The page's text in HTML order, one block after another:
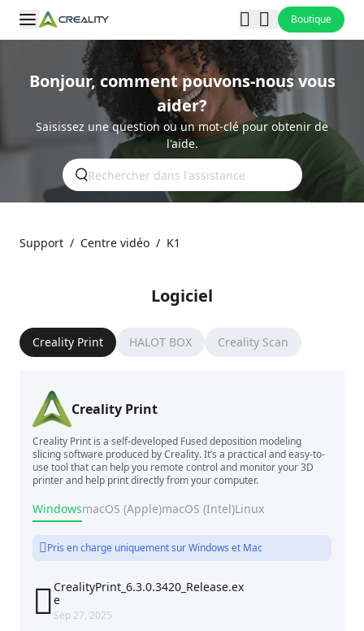
Boutique
Bonjour, comment pouvons-nous vous
aider?
Saisissez une question ou un mot-clé pour obtenir de
l'aide.
Support / Centre vidéo / K1
Logiciel
Creality Print HALOT BOX Creality Scan
Creality Print
Creality Print is a self-developed Fused deposition modeling
slicing software produced by Creality. It’s a practical and easy-to-
use tool that can help you remote control and monitor your 3D
printer and help print directly from your computer.
WindowsmacOS (Apple)macOS (Intel)Linux
Pris en charge uniquement sur Windows et Mac
 CrealityPrint_6.3.0.3420_Release.ex
e
Sep 27, 2025